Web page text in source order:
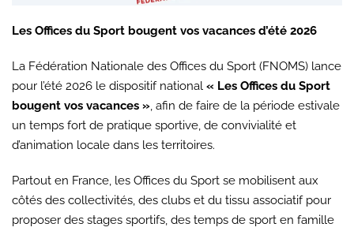
Les Offices du Sport bougent vos vacances d’été 2026
La Fédération Nationale des Offices du Sport (FNOMS) lance
pour l’été 2026 le dispositif national « Les Offices du Sport
bougent vos vacances », afin de faire de la période estivale
un temps fort de pratique sportive, de convivialité et
d’animation locale dans les territoires.
Partout en France, les Offices du Sport se mobilisent aux
côtés des collectivités, des clubs et du tissu associatif pour
proposer des stages sportifs, des temps de sport en famille